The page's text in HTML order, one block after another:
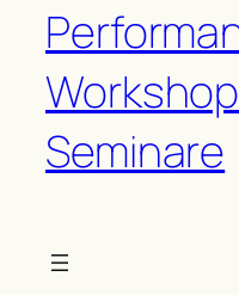
Seminare